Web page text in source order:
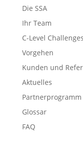
Die SSA
Ihr Team
C-Level Challenges
Vorgehen
Kunden und
Aktuelles
Partnerprogramm
Glossar
FAQ